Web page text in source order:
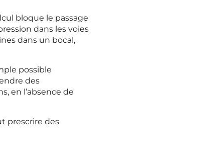
bloque le passage
dans les voies
dans un bocal,
possible
des
en l’absence de
prescrire des